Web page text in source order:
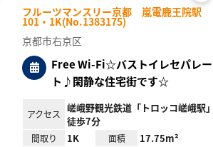
フルーツマンスリー京都 嵐電鹿王院駅
101・1K(No.1383175)
お気
に入
京都市右京区
Free Wi-Fi☆バストイレセパレー
ト♪閑静な住宅街です☆
アクセス
嵯峨野観光鉄道「トロッコ嵯峨駅」
徒歩7分
間取り 1K 面積 17.75m²